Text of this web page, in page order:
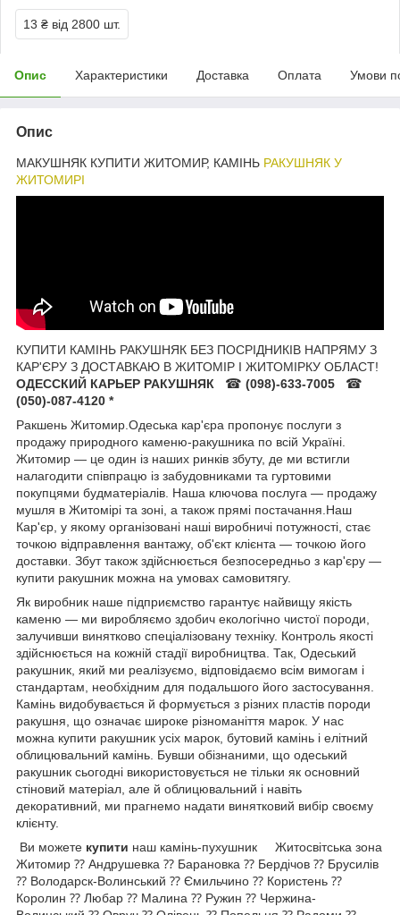
13 ₴ від 2800 шт.
Опис Характеристики Доставка Оплата Умови
Опис
МАКУШНЯК КУПИТИ ЖИТОМИР, КАМІНЬ РАКУШНЯК У
ЖИТОМИРІ
КУПИТИ КАМІНЬ РАКУШНЯК БЕЗ ПОСРІДНИКІВ НАПРЯМУ З
КАР'ЄРУ З ДОСТАВКАЮ В ЖИТОМІР І ЖИТОМІРКУ ОБЛАСТ!
ОДЕССКИЙ КАРЬЕР РАКУШНЯК
☎ (098)-633-7005
☎
(050)-087-4120 *
Ракшень Житомир.Одеська кар'єра пропонує послуги з
продажу природного каменю-ракушника по всій Україні.
Житомир — це один із наших ринків збуту, де ми встигли
налагодити співпрацю із забудовниками та гуртовими
покупцями будматеріалів. Наша ключова послуга — продажу
мушля в Житомірі та зоні, а також прямі постачання.Наш
Кар'єр, у якому організовані наші виробничі потужності, стає
точкою відправлення вантажу, об'єкт клієнта — точкою його
доставки. Збут також здійснюється безпосередньо з кар'єру —
купити ракушник можна на умовах самовитягу.
Як виробник наше підприємство гарантує найвищу якість
каменю — ми виробляємо здобич екологічно чистої породи,
залучивши винятково спеціалізовану техніку. Контроль якості
здійснюється на кожній стадії виробництва. Так, Одеський
ракушник, який ми реалізуємо, відповідаємо всім вимогам і
стандартам, необхідним для подальшого його застосування.
Камінь видобувається й формується з різних пластів породи
ракушня, що означає широке різноманіття марок. У нас
можна купити ракушник усіх марок, бутовий камінь і елітний
облицювальний камінь. Бувши обізнаними, що одеський
ракушник сьогодні використовується не тільки як основний
стіновий матеріал, але й облицювальний і навіть
декоративний, ми прагнемо надати винятковий вибір своєму
клієнту.
Ви можете купити наш камінь-пухушник Житосвітська зона
Житомир ⁇ Андрушевка ⁇ Барановка ⁇ Бердічов ⁇ Брусилів
⁇ Володарск-Волинський ⁇ Ємильчино ⁇ Користень ⁇
Королин ⁇ Любар ⁇ Малина ⁇ Ружин ⁇ Чержина-